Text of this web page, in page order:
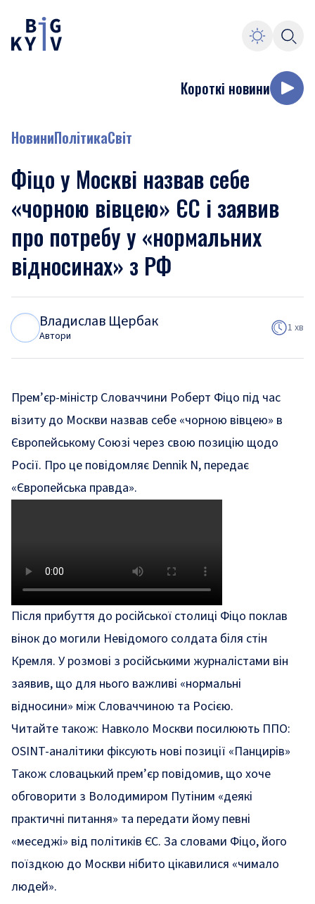
Короткі новини
НовиниПолітикаСвіт
Фіцо у Москві назвав себе
«чорною вівцею» ЄС і заявив
про потребу у «нормальних
відносинах» з РФ
Владислав Щербак
Автори
1 хв
Прем’єр-міністр Словаччини Роберт Фіцо під час
візиту до Москви назвав себе «чорною вівцею» в
Європейському Союзі через свою позицію щодо
Росії. Про це повідомляє Dennik N, передає
«Європейська правда».
Після прибуття до російської столиці Фіцо поклав
вінок до могили Невідомого солдата біля стін
Кремля. У розмові з російськими журналістами він
заявив, що для нього важливі «нормальні
відносини» між Словаччиною та Росією.
Читайте також: Навколо Москви посилюють ППО:
OSINT-аналітики фіксують нові позиції «Панцирів»
Також словацький прем’єр повідомив, що хоче
обговорити з Володимиром Путіним «деякі
практичні питання» та передати йому певні
«меседжі» від політиків ЄС. За словами Фіцо, його
поїздкою до Москви нібито цікавилися «чимало
людей».